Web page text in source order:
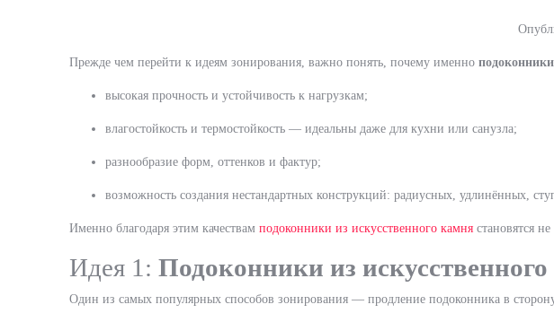
Прежде чем перейти к идеям зонирования, важно понять, почему именно
высокая прочность и устойчивость к нагрузкам;
влагостойкость и термостойкость — идеальны даже для кухни или санузла;
разнообразие форм, оттенков и фактур;
возможность создания нестандартных конструкций: радиусных, удлинённых,
Именно благодаря этим качествам подоконники из искусственного камня становятся
Идея 1: Подоконники из
Один из самых популярных способов зонирования — продление подоконника в